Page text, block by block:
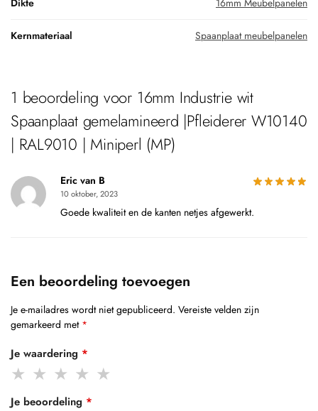
Kernmateriaal Spaanplaat meubelpanelen
1 beoordeling voor 16mm Industrie wit
Spaanplaat gemelamineerd |Pfleiderer W10140
| RAL9010 | Miniperl (MP)
Eric van B
10 oktober, 2023
Goede kwaliteit en de kanten netjes afgewerkt.
Een beoordeling toevoegen
Je e-mailadres wordt niet gepubliceerd. Vereiste velden zijn
gemarkeerd met *
Je waardering *
Je beoordeling *